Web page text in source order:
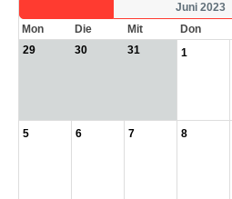
Juni 2023
Mon
Die Mit Don
29
30 31 1
5 6 7 8